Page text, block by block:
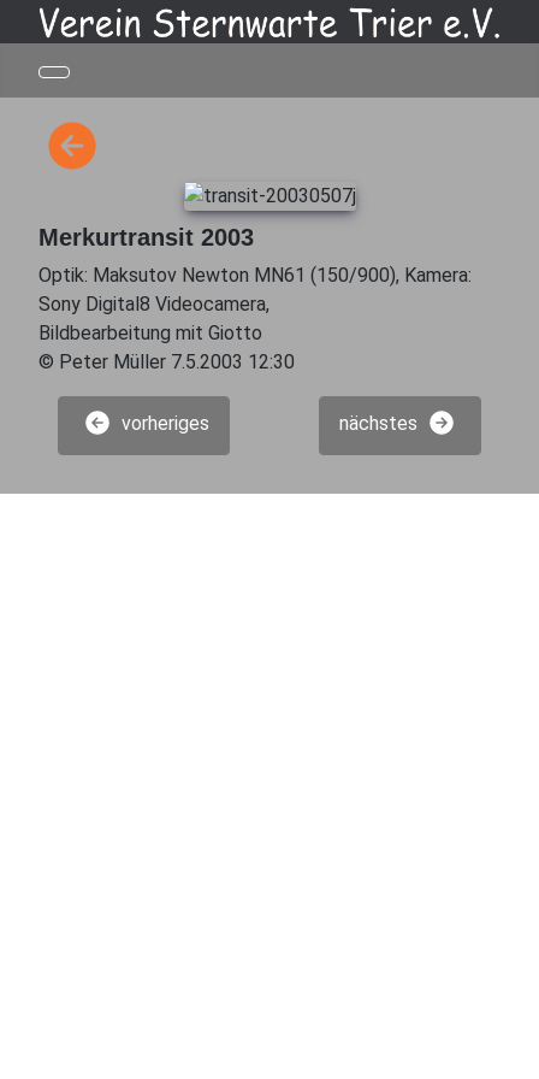
Merkurtransit 2003
Optik: Maksutov Newton MN61 (150/900), Kamera:
Sony Digital8 Videocamera,
Bildbearbeitung mit Giotto
© Peter Müller 7.5.2003 12:30
vorheriges nächstes